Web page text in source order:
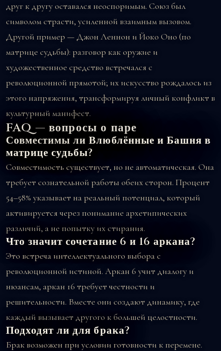
друг к другу оставался неоспоримым. Союз был
символом страсти, усиленной взаимным вызовом.
Другой пример — Джон Леннон и Йоко Оно (по
матрице судьбы): разговор как оружие и
художественное средство встречался с
революционной прямотой; их искусство рождалось из
этого напряжения, трансформируя личный конфликт в
культурный манифест.
FAQ — вопросы о паре
Совместимы ли Влюблённые и Башня в
матрице судьбы?
Совместимость существует, но не автоматическая. Она
требует сознательной работы обеих сторон. Процент
54–58% указывает на реальный потенциал, который
активируется через понимание архетипических
различий, а не попытку их стирания.
Что значит сочетание 6 и 16 аркана?
Это встреча интеллектуального выбора с
революционной истиной. Аркан 6 учит диалогу и
нюансам, аркан 16 требует честности и
решительности. Вместе они создают динамику, где
каждый вызывает другого к большей целостности.
Подходят ли для брака?
Брак возможен при условии готовности к перемене.